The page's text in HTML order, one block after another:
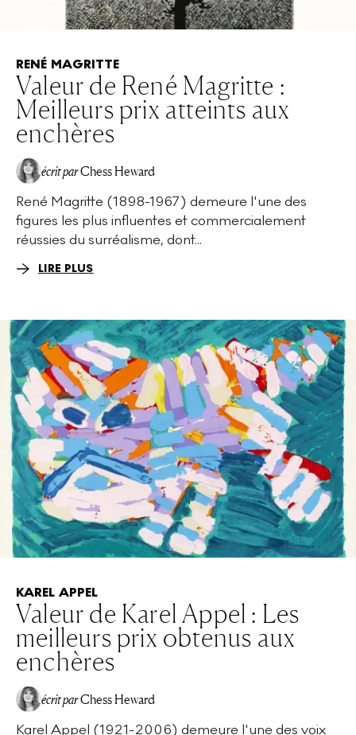
RENÉ MAGRITTE
Valeur de René Magritte :
Meilleurs prix atteints aux
enchères
écrit parChess Heward
René Magritte (1898-1967) demeure l'une des
figures les plus influentes et commercialement
réussies du surréalisme, dont...
LIRE PLUS
KAREL APPEL
Valeur de Karel Appel : Les
meilleurs prix obtenus aux
enchères
écrit parChess Heward
Karel Appel (1921-2006) demeure l'une des voix